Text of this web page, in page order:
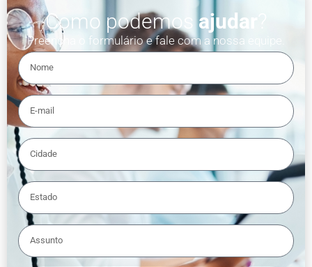
Como podemos ajudar
Preencha o formulário e fale com a nossa equipe.